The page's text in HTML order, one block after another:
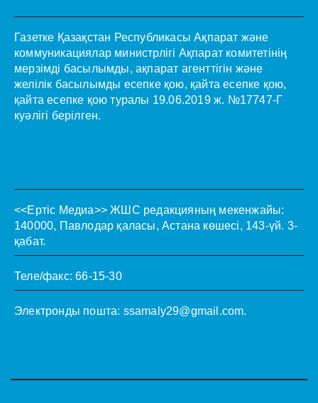
Газетке Қазақстан Республикасы Ақпарат және
коммуникациялар министрлігі Ақпарат комитетінің
мерзімді басылымды, ақпарат агенттігін және
желілік басылымды есепке қою, қайта есепке қою,
қайта есепке қою туралы 19.06.2019 ж. №17747-Г
куәлігі берілген.
<<Ертіс Медиа>> ЖШС редакцияның мекенжайы:
140000, Павлодар қаласы, Астана көшесі, 143-үй. 3-
қабат.
Теле/факс: 66-15-30
Электронды пошта: ssamaly29@gmail.com.